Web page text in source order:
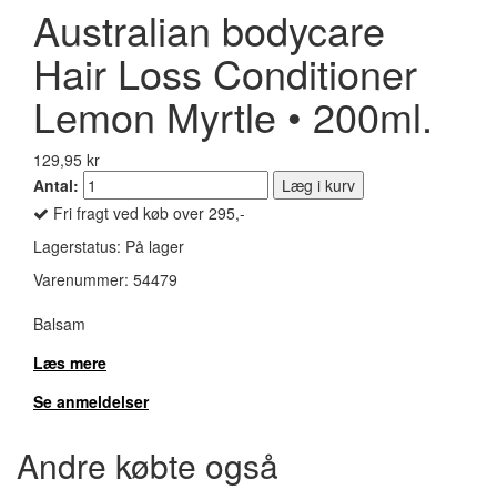
Australian bodycare
Hair Loss Conditioner
Lemon Myrtle • 200ml.
129,95 kr
Antal:
Læg i kurv
Fri fragt ved køb over 295,-
Lagerstatus: På lager
Varenummer: 54479
Balsam
Læs mere
Se anmeldelser
Andre købte også